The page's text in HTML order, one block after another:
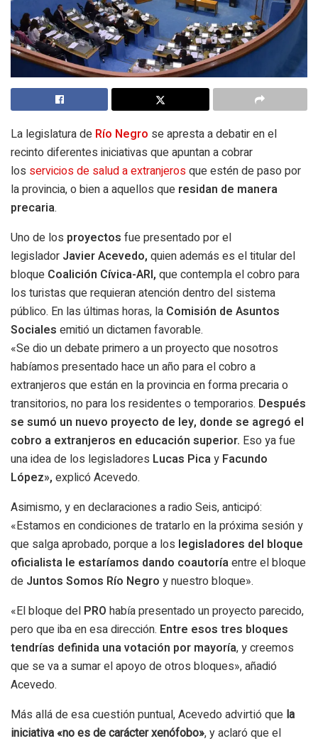
La legislatura de Río Negro se apresta a debatir en el
recinto diferentes iniciativas que apuntan a cobrar
los servicios de salud a extranjerosque estén de paso por
la provincia, o bien a aquellos que residan de manera
precaria.
Uno de los proyectos fue presentado por el
legislador Javier Acevedo, quien además es el titular del
bloque Coalición Cívica-ARI, que contempla el cobro para
los turistas que requieran atención dentro del sistema
público. En las últimas horas, la Comisión de Asuntos
Sociales emitió un dictamen favorable.
«Se dio un debate primero a un proyecto que nosotros
habíamos presentado hace un año para el cobro a
extranjeros que están en la provincia en forma precaria o
transitorios, no para los residentes o temporarios. Después
se sumó un nuevo proyecto de ley, donde se agregó el
cobro a extranjeros en educación superior. Eso ya fue
una idea de los legisladores Lucas Picay Facundo
López», explicó Acevedo.
Asimismo, y en declaraciones a radio Seis, anticipó:
«Estamos en condiciones de tratarlo en la próxima sesión y
que salga aprobado, porque a los legisladores del bloque
oficialista le estaríamos dando coautoríaentre el bloque
de Juntos Somos Río Negro y nuestro bloque».
«El bloque del PRO había presentado un proyecto parecido,
pero que iba en esa dirección. Entre esos tres bloques
tendrías definida una votación por mayoría, y creemos
que se va a sumar el apoyo de otros bloques», añadió
Acevedo.
Más allá de esa cuestión puntual, Acevedo advirtió que la
iniciativa «no es de carácter xenófobo», y aclaró que el